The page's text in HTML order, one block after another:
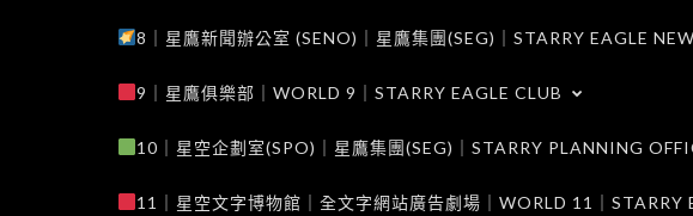
8｜星鷹新聞辦公室 (SENO)｜星鷹集團(SEG)｜STARRY EAGLE
9｜星鷹俱樂部｜WORLD 9｜STARRY EAGLE CLUB
10｜星空企劃室(SPO)｜星鷹集團(SEG)｜STARRY PLANNING
11｜星空文字博物館｜全文字網站廣告劇場｜WORLD 11｜